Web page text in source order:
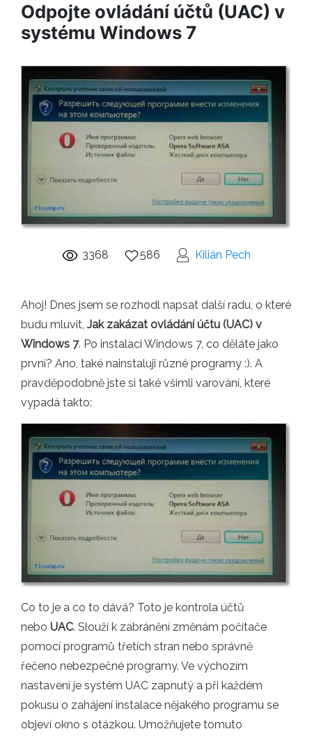
Odpojte ovládání účtů (UAC) v
systému Windows 7
3368 586 Kilián Pech
Ahoj! Dnes jsem se rozhodl napsat další radu, o které
budu mluvit, Jak zakázat ovládání účtu (UAC) v
Windows 7. Po instalaci Windows 7, co děláte jako
první? Ano, také nainstaluji různé programy :). A
pravděpodobně jste si také všimli varování, které
vypadá takto:
Co to je a co to dává? Toto je kontrola účtů
nebo UAC. Slouží k zabránění změnám počítače
pomocí programů třetích stran nebo správně
řečeno nebezpečné programy. Ve výchozím
nastavení je systém UAC zapnutý a při každém
pokusu o zahájení instalace nějakého programu se
objeví okno s otázkou. Umožňujete tomuto